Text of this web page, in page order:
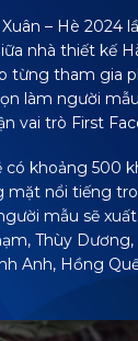
– Hè 2024
nhà thiết kế
từng tham gia
làm người
vai trò First
có khoảng 500
mặt nổi tiếng
mẫu sẽ
Thùy Dương,
Anh, Hồng